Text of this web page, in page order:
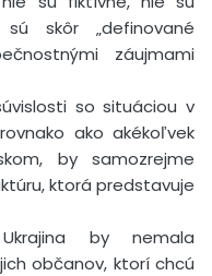
skôr „definované
záujmami
so situáciou v
ako akékoľvek
by samozrejme
ktorá predstavuje
by nemala
občanov, ktorí chcú